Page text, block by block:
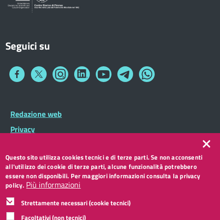
Seguici su
Collegamento
Collegamento
a
Collegamento
a
Collegamento
a
Collegamento
a
Collegamento
a
Collegamento
a
Widget
Footer
menu
Redazione web
Privacy
Accessibilità
CC BY 3.0 IT
Questo sito utilizza cookies tecnici e di terze parti. Se non acconsenti
all'utilizzo dei cookie di terze parti, alcune funzionalità potrebbero
essere non disponibili. Per maggiori informazioni consulta la privacy
policy. Più informazioni
Strettamente necessari (cookie tecnici)
Facoltativi (non tecnici)